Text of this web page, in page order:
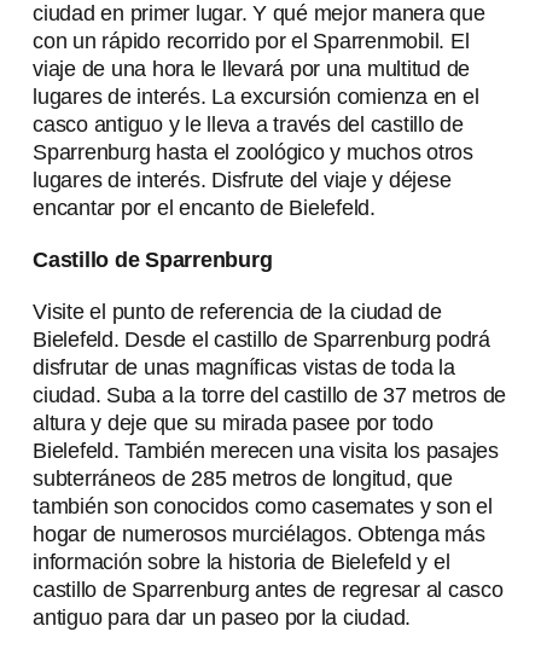
ciudad en primer lugar. Y qué mejor manera que
con un rápido recorrido por el Sparrenmobil. El
viaje de una hora le llevará por una multitud de
lugares de interés. La excursión comienza en el
casco antiguo y le lleva a través del castillo de
Sparrenburg hasta el zoológico y muchos otros
lugares de interés. Disfrute del viaje y déjese
encantar por el encanto de Bielefeld.
Castillo de Sparrenburg
Visite el punto de referencia de la ciudad de
Bielefeld. Desde el castillo de Sparrenburg podrá
disfrutar de unas magníficas vistas de toda la
ciudad. Suba a la torre del castillo de 37 metros de
altura y deje que su mirada pasee por todo
Bielefeld. También merecen una visita los pasajes
subterráneos de 285 metros de longitud, que
también son conocidos como casemates y son el
hogar de numerosos murciélagos. Obtenga más
información sobre la historia de Bielefeld y el
castillo de Sparrenburg antes de regresar al casco
antiguo para dar un paseo por la ciudad.